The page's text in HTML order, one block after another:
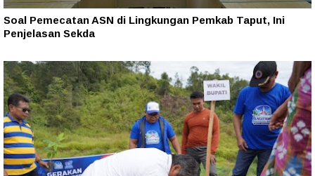
Soal Pemecatan ASN di Lingkungan Pemkab Taput, Ini
Penjelasan Sekda